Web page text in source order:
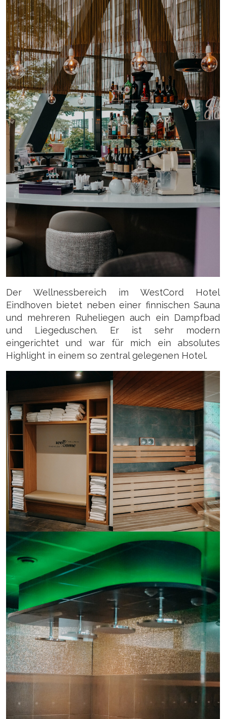
Der Wellnessbereich im WestCord Hotel
Eindhoven bietet neben einer finnischen Sauna
und mehreren Ruheliegen auch ein Dampfbad
und Liegeduschen. Er ist sehr modern
eingerichtet und war für mich ein absolutes
Highlight in einem so zentral gelegenen Hotel.